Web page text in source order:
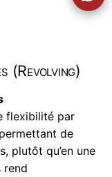
(Revolving)
flexibilité par
de
plutôt qu’en une
rend